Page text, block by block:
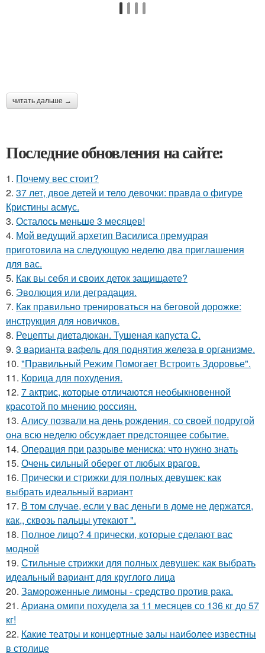
читать дальше →
Последние обновления на сайте:
1. Почему вес стоит?
2. 37 лет, двое детей и тело девочки: правда о фигуре
Кристины асмус.
3. Осталось меньше 3 месяцев!
4. Мой ведущий архетип Василиса премудрая
приготовила на следующую неделю два приглашения
для вас.
5. Как вы себя и своих деток защищаете?
6. Эволюция или деградация.
7. Как правильно тренироваться на беговой дорожке:
инструкция для новичков.
8. Рецепты диетадюкан. Тушеная капуста C.
9. 3 варианта вафель для поднятия железа в организме.
10. "Правильный Режим Помогает Встроить Здоровье".
11. Корица для похудения.
12. 7 актрис, которые отличаются необыкновенной
красотой по мнению россиян.
13. Алису позвали на день рождения, со своей подругой
она всю неделю обсуждает предстоящее событие.
14. Операция при разрыве мениска: что нужно знать
15. Очень сильный оберег от любых врагов.
16. Прически и стрижки для полных девушек: как
выбрать идеальный вариант
17. В том случае, если у вас деньги в доме не держатся,
как,, сквозь пальцы утекают ".
18. Полное лицо? 4 прически, которые сделают вас
модной
19. Стильные стрижки для полных девушек: как выбрать
идеальный вариант для круглого лица
20. Замороженные лимоны - средство против рака.
21. Ариана омипи похудела за 11 месяцев со 136 кг до 57
кг!
22. Какие театры и концертные залы наиболее известны
в столице